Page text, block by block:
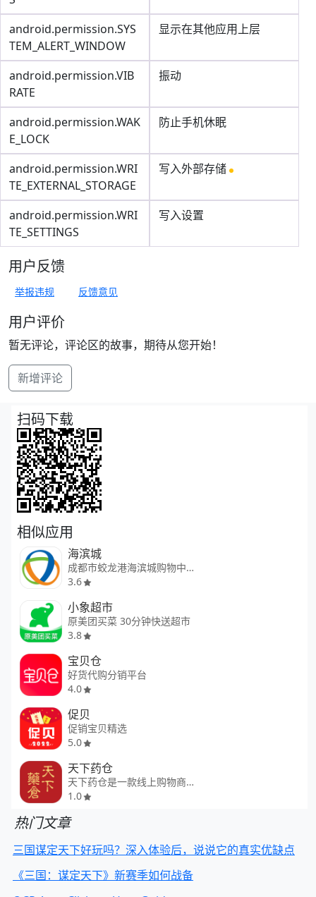
android.permission.SYS
TEM_ALERT_WINDOW
显示在其他应用上层
android.permission.VIB
RATE
振动
android.permission.WAK
E_LOCK
防止手机休眠
android.permission.WRI
TE_EXTERNAL_STORAGE
写入外部存储
android.permission.WRI
TE_SETTINGS
写入设置
用户反馈
举报违规 反馈意见
用户评价
暂无评论，评论区的故事，期待从您开始！
新增评论
扫码下载
相似应用
海滨城
成都市蛟龙港海滨城购物中心
3.6
小象超市
原美团买菜 30分钟快送超市
3.8
宝贝仓
好货代购分销平台
4.0
促贝
促销宝贝精选
5.0
天下药仓
天下药仓是一款线上购物商城
1.0
热门文章
三国谋定天下好玩吗？深入体验后，说说它的真实优缺点
《三国：谋定天下》新赛季如何战备